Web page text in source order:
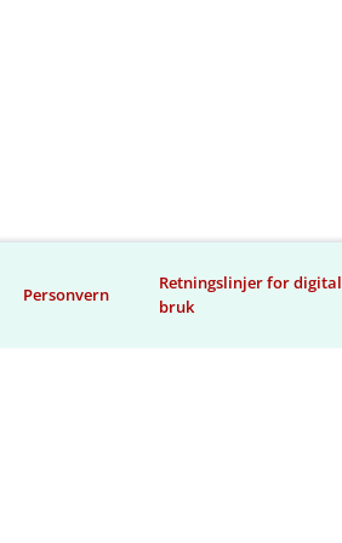
Personvern
Retningslinjer for digital
bruk